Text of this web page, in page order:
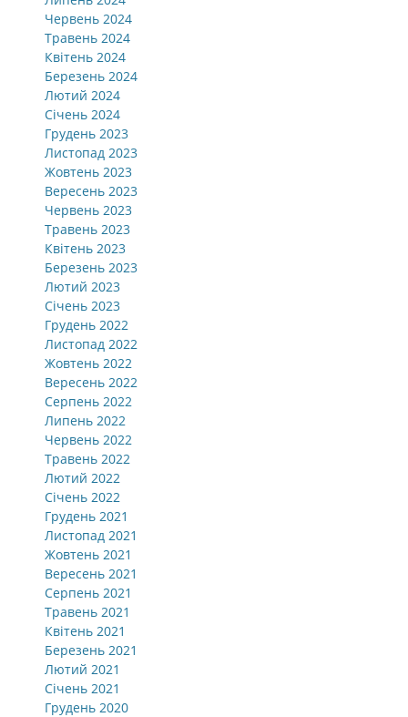
Червень 2024
Травень 2024
Квітень 2024
Березень 2024
Лютий 2024
Січень 2024
Грудень 2023
Листопад 2023
Жовтень 2023
Вересень 2023
Червень 2023
Травень 2023
Квітень 2023
Березень 2023
Лютий 2023
Січень 2023
Грудень 2022
Листопад 2022
Жовтень 2022
Вересень 2022
Серпень 2022
Липень 2022
Червень 2022
Травень 2022
Лютий 2022
Січень 2022
Грудень 2021
Листопад 2021
Жовтень 2021
Вересень 2021
Серпень 2021
Травень 2021
Квітень 2021
Березень 2021
Лютий 2021
Січень 2021
Грудень 2020